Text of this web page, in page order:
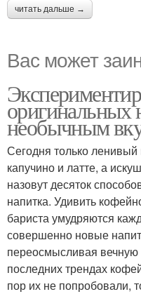
читать дальше →
Вас может
оригинальных
необычным
Сегодня только
капучино и латте, а
назовут десяток
напитка. Удивить
бариста умудряются
совершенно новые
переосмысливая вечную
последних трендах
пор их не попробовали,